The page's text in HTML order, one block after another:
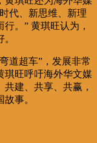
代、新思维、新理
。” 黄琪旺认为，
道超车”，发展非常
琪旺呼吁海外华文媒
建、共享、共赢，
事。